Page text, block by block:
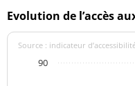
Evolution de l’accès
Source : indicateur
90